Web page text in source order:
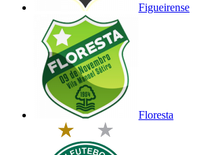
Figueirense
Floresta